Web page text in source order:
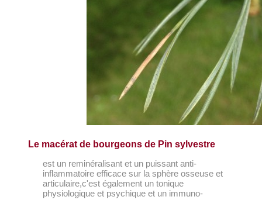
Le macérat de bourgeons de Pin sylvestre
est un reminéralisant et un puissant anti-
inflammatoire efficace sur la sphère osseuse et
articulaire,c'est également un tonique
physiologique et psychique et un immuno-